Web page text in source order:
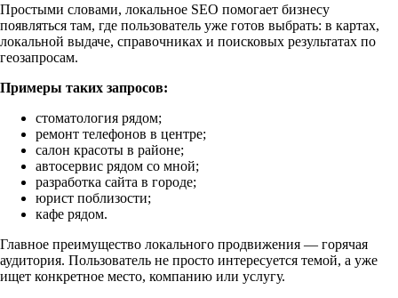
Простыми словами, локальное SEO помогает бизнесу
появляться там, где пользователь уже готов выбрать: в картах,
локальной выдаче, справочниках и поисковых результатах по
геозапросам.
Примеры таких запросов:
стоматология рядом;
ремонт телефонов в центре;
салон красоты в районе;
автосервис рядом со мной;
разработка сайта в городе;
юрист поблизости;
кафе рядом.
Главное преимущество локального продвижения — горячая
аудитория. Пользователь не просто интересуется темой, а уже
ищет конкретное место, компанию или услугу.